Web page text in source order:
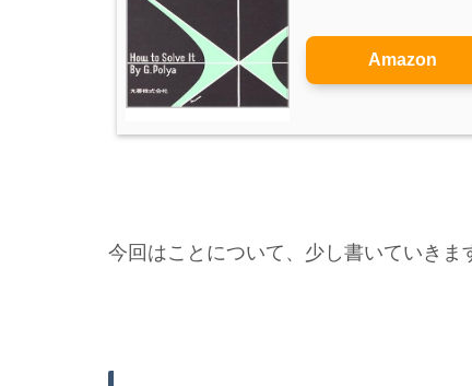
Amazon
今回はことについて、少し書いていきま